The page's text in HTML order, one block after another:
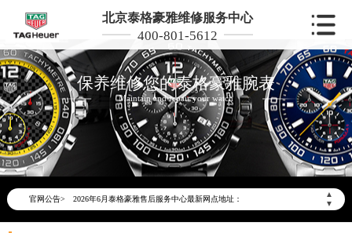
北京泰格豪雅维修服务中心
400-801-5612
保养维修您的泰格豪雅腕表
Maintain and repair your watch
官网公告>
▲
▼
2026年6月泰格豪雅北京市售后服务网络优化升级公告
2026年6月北京市泰格豪雅官方售后客户服务热线：400-801-5612
2026年6月泰格豪雅售后服务中心最新网点地址：
北京市东城区东长安街1号东方广场写字楼W3座6层602室（需提前预约）